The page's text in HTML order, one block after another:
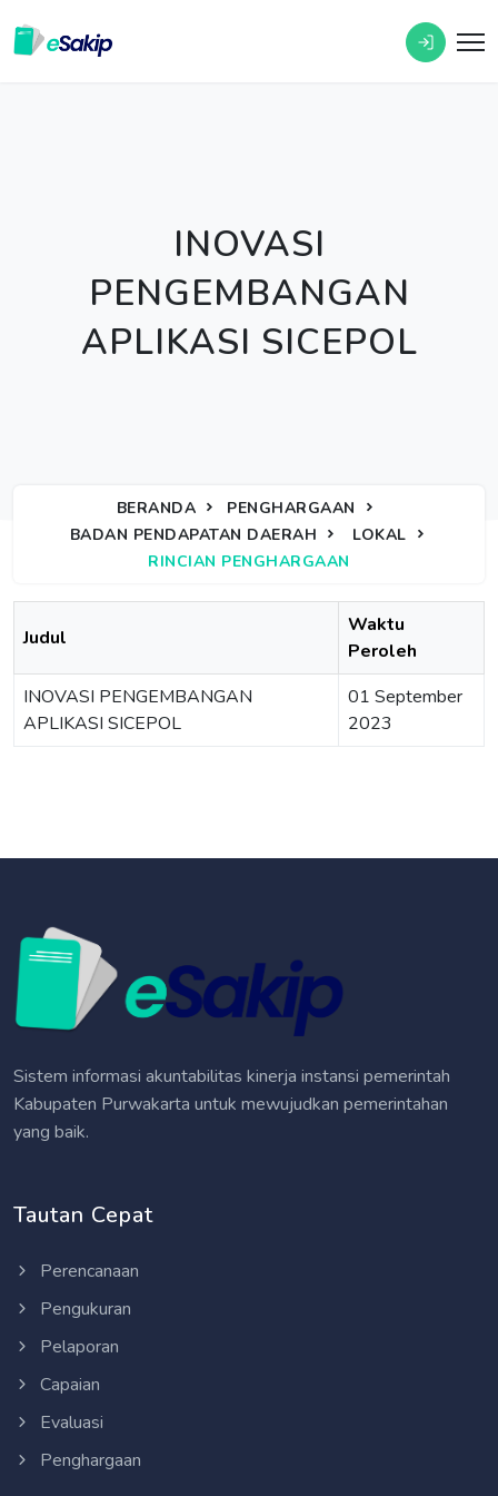
INOVASI
PENGEMBANGAN
APLIKASI SICEPOL
BERANDA
PENGHARGAAN
BADAN PENDAPATAN DAERAH
LOKAL
RINCIAN PENGHARGAAN
Judul
Waktu
Peroleh
INOVASI PENGEMBANGAN
APLIKASI SICEPOL
01 September
2023
Sistem informasi akuntabilitas kinerja instansi pemerintah
Kabupaten Purwakarta untuk mewujudkan pemerintahan
yang baik.
Tautan Cepat
Perencanaan
Pengukuran
Pelaporan
Capaian
Evaluasi
Penghargaan